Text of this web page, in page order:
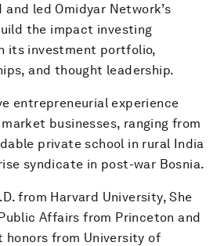
led Omidyar Network’s
the impact investing
its investment portfolio,
and thought leadership.
entrepreneurial experience
businesses, ranging from
private school in rural India
syndicate in post-war Bosnia.
from Harvard University, She
Affairs from Princeton and
honors from University of